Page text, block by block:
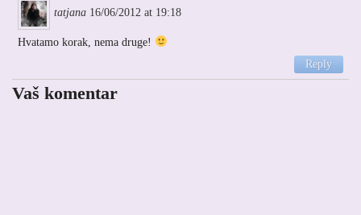
tatjana 16/06/2012 at 19:18
Hvatamo korak, nema druge!
Reply
Vaš komentar